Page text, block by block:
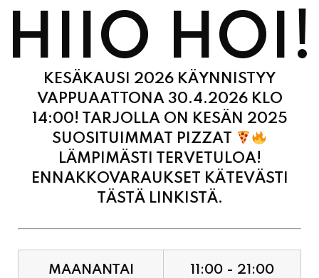
HIIO HOI!
KESÄKAUSI 2026 KÄYNNISTYY
VAPPUAATTONA 30.4.2026 KLO
14:00! TARJOLLA ON KESÄN 2025
SUOSITUIMMAT PIZZAT
LÄMPIMÄSTI TERVETULOA!
ENNAKKOVARAUKSET KÄTEVÄSTI
TÄSTÄ LINKISTÄ.
MAANANTAI 11:00 - 21:00